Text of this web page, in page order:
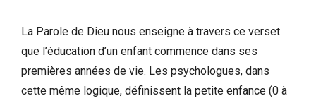
La Parole de Dieu nous enseigne à travers ce verset
que l’éducation d’un enfant commence dans ses
premières années de vie. Les psychologues, dans
cette même logique, définissent la petite enfance (0 à